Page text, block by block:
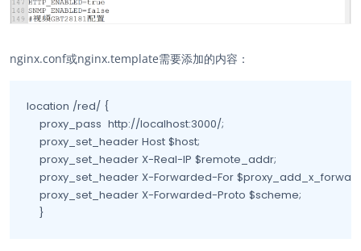
nginx.conf或nginx.template需要添加的内容：
location /red/ {
    proxy_pass  http://localhost:3000/;
    proxy_set_header Host $host;
    proxy_set_header X-Real-IP $remote_addr;
proxy_set_header X-Forwarded-For
    proxy_set_header X-Forwarded-Proto $scheme;
    }